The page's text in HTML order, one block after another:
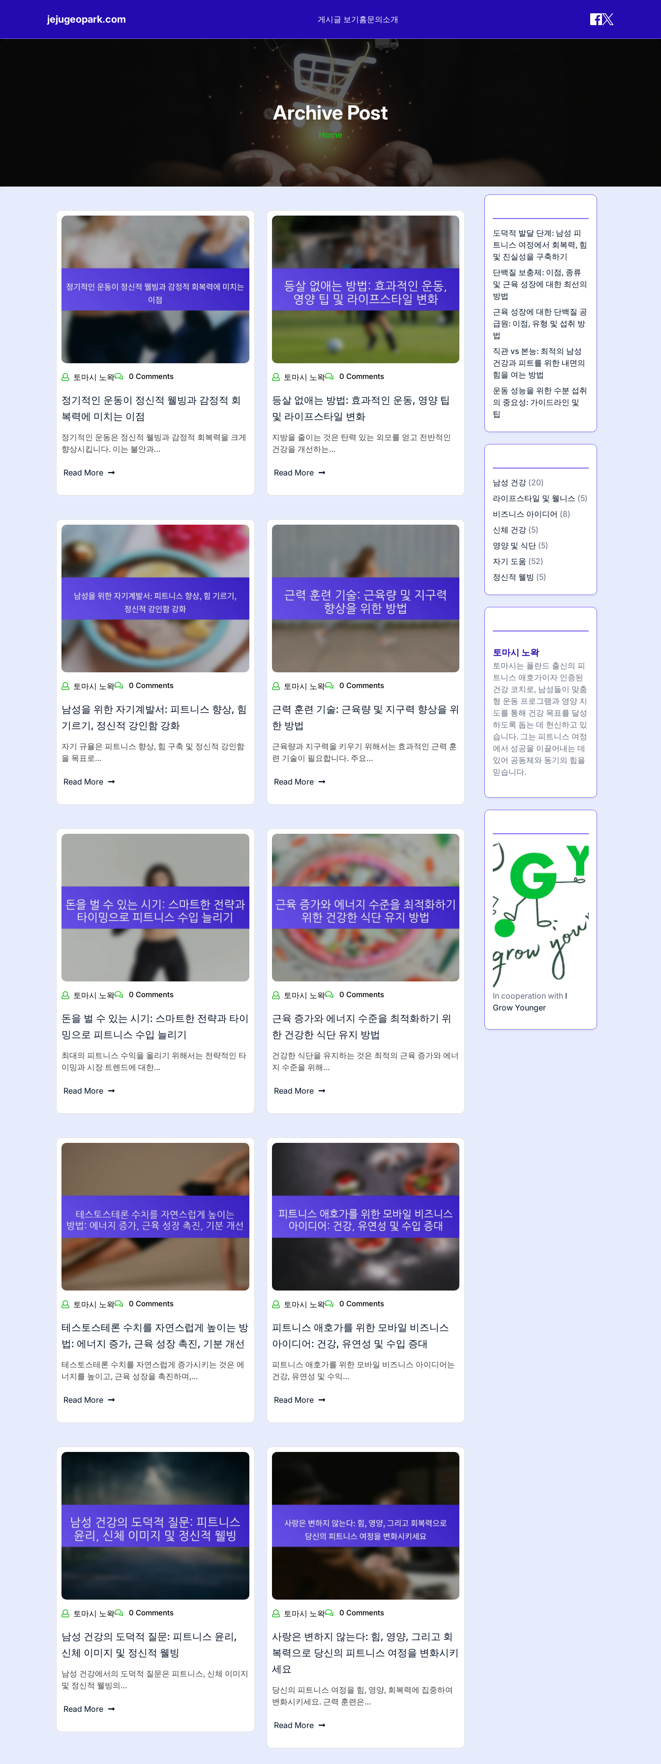
jejugeopark.com 게시글 보기홈문의소개
Archive Post
Home
토마시 노왁 0 Comments
정기적인 운동이 정신적 웰빙과 감정적 회
복력에 미치는 이점
정기적인 운동은 정신적 웰빙과 감정적 회복력을 크게
향상시킵니다. 이는 불안과…
Read More
토마시 노왁 0 Comments
등살 없애는 방법: 효과적인 운동, 영양 팁
및 라이프스타일 변화
지방을 줄이는 것은 탄력 있는 외모를 얻고 전반적인
건강을 개선하는…
Read More
토마시 노왁 0 Comments
남성을 위한 자기계발서: 피트니스 향상, 힘
기르기, 정신적 강인함 강화
자기 규율은 피트니스 향상, 힘 구축 및 정신적 강인함
을 목표로…
Read More
토마시 노왁 0 Comments
근력 훈련 기술: 근육량 및 지구력 향상을 위
한 방법
근육량과 지구력을 키우기 위해서는 효과적인 근력 훈
련 기술이 필요합니다. 주요…
Read More
토마시 노왁 0 Comments
돈을 벌 수 있는 시기: 스마트한 전략과 타이
밍으로 피트니스 수입 늘리기
최대의 피트니스 수익을 올리기 위해서는 전략적인 타
이밍과 시장 트렌드에 대한…
Read More
토마시 노왁 0 Comments
근육 증가와 에너지 수준을 최적화하기 위
한 건강한 식단 유지 방법
건강한 식단을 유지하는 것은 최적의 근육 증가와 에너
지 수준을 위해…
Read More
토마시 노왁 0 Comments
테스토스테론 수치를 자연스럽게 높이는 방
법: 에너지 증가, 근육 성장 촉진, 기분 개선
테스토스테론 수치를 자연스럽게 증가시키는 것은 에
너지를 높이고, 근육 성장을 촉진하며,…
Read More
토마시 노왁 0 Comments
피트니스 애호가를 위한 모바일 비즈니스
아이디어: 건강, 유연성 및 수입 증대
피트니스 애호가를 위한 모바일 비즈니스 아이디어는
건강, 유연성 및 수익…
Read More
토마시 노왁 0 Comments
남성 건강의 도덕적 질문: 피트니스 윤리,
신체 이미지 및 정신적 웰빙
남성 건강에서의 도덕적 질문은 피트니스, 신체 이미지
및 정신적 웰빙의…
Read More
토마시 노왁 0 Comments
사랑은 변하지 않는다: 힘, 영양, 그리고 회
복력으로 당신의 피트니스 여정을 변화시키
세요
당신의 피트니스 여정을 힘, 영양, 회복력에 집중하여
변화시키세요. 근력 훈련은…
Read More
도덕적 발달 단계: 남성 피
트니스 여정에서 회복력, 힘
및 진실성을 구축하기
단백질 보충제: 이점, 종류
및 근육 성장에 대한 최선의
방법
근육 성장에 대한 단백질 공
급원: 이점, 유형 및 섭취 방
법
직관 vs 본능: 최적의 남성
건강과 피트를 위한 내면의
힘을 여는 방법
운동 성능을 위한 수분 섭취
의 중요성: 가이드라인 및
팁
남성 건강 (20)
라이프스타일 및 웰니스 (5)
비즈니스 아이디어 (8)
신체 건강 (5)
영양 및 식단 (5)
자기 도움 (52)
정신적 웰빙 (5)
토마시 노왁
토마시는 폴란드 출신의 피
트니스 애호가이자 인증된
건강 코치로, 남성들이 맞춤
형 운동 프로그램과 영양 지
도를 통해 건강 목표를 달성
하도록 돕는 데 헌신하고 있
습니다. 그는 피트니스 여정
에서 성공을 이끌어내는 데
있어 공동체와 동기의 힘을
믿습니다.
In cooperation with I
Grow Younger